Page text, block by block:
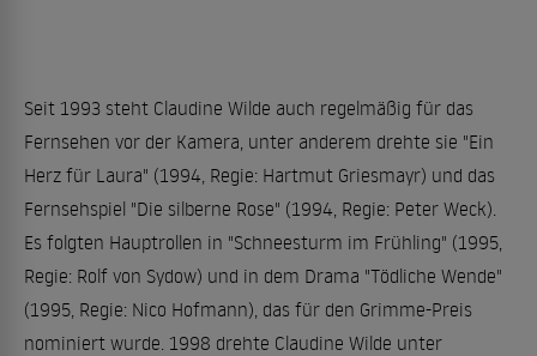
Seit 1993 steht Claudine Wilde auch regelmäßig für das
Fernsehen vor der Kamera, unter anderem drehte sie "Ein
Herz für Laura" (1994, Regie: Hartmut Griesmayr) und das
Fernsehspiel "Die silberne Rose" (1994, Regie: Peter Weck).
Es folgten Hauptrollen in "Schneesturm im Frühling" (1995,
Regie: Rolf von Sydow) und in dem Drama "Tödliche Wende"
(1995, Regie: Nico Hofmann), das für den Grimme-Preis
nominiert wurde. 1998 drehte Claudine Wilde unter